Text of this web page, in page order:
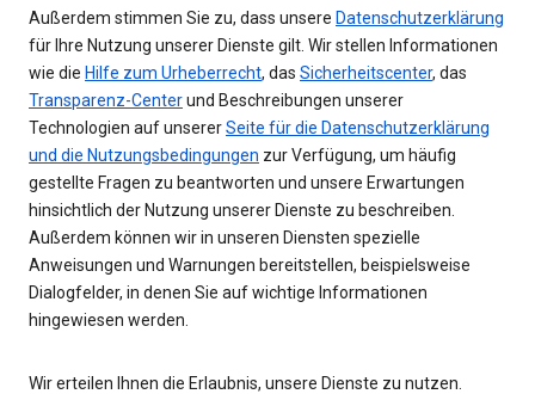
Außerdem stimmen Sie zu, dass unsere Datenschutzerklärung
für Ihre Nutzung unserer Dienste gilt. Wir stellen Informationen
wie die Hilfe zum Urheberrecht, das Sicherheitscenter, das
Transparenz-Centerund Beschreibungen unserer
Technologien auf unsererSeite für die Datenschutzerklärung
und die Nutzungsbedingungen zur Verfügung, um häufig
gestellte Fragen zu beantworten und unsere Erwartungen
hinsichtlich der Nutzung unserer Dienste zu beschreiben.
Außerdem können wir in unseren Diensten spezielle
Anweisungen und Warnungen bereitstellen, beispielsweise
Dialogfelder, in denen Sie auf wichtige Informationen
hingewiesen werden.
Wir erteilen Ihnen die Erlaubnis, unsere Dienste zu nutzen.